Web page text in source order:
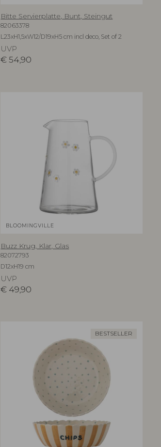
Bitte Servierplatte, Bunt, Steingut
82063378
L23xH1,5xW12/D19xH5 cm incl deco, Set of 2
UVP
€ 54,90
BLOOMINGVILLE
Buzz Krug, Klar, Glas
82072793
D12xH19 cm
UVP
€ 49,90
BESTSELLER